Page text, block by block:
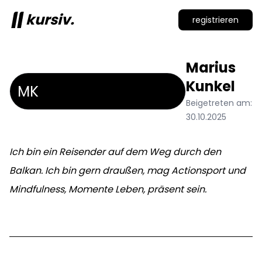
kursiv. registrieren
MK
Marius
Kunkel
Beigetreten am:
30.10.2025
Ich bin ein Reisender auf dem Weg durch den
Balkan. Ich bin gern draußen, mag Actionsport und
Mindfulness, Momente Leben, präsent sein.